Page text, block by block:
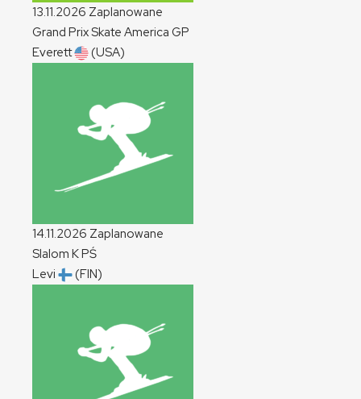
13.11.2026 Zaplanowane
Grand Prix Skate America GP
Everett
(USA)
14.11.2026 Zaplanowane
Slalom KPŚ
Levi
(FIN)